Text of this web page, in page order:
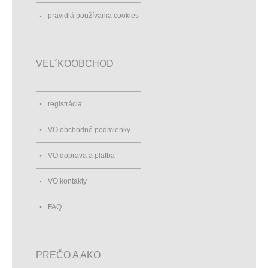
pravidlá používania cookies
VEL´KOOBCHOD
registrácia
VO obchodné podmienky
VO doprava a platba
VO kontakty
FAQ
PREČO A AKO